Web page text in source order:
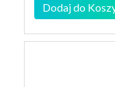
Dodaj do